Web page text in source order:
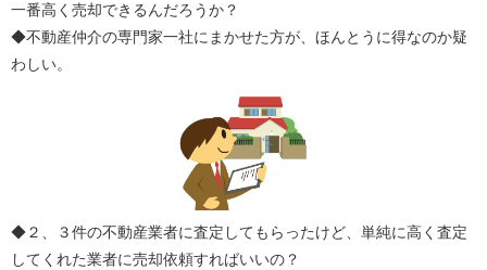
一番高く売却できるんだろうか？
◆不動産仲介の専門家一社にまかせた方が、ほんとうに得なのか疑
わしい。
◆２、３件の不動産業者に査定してもらったけど、単純に高く査定
してくれた業者に売却依頼すればいいの？